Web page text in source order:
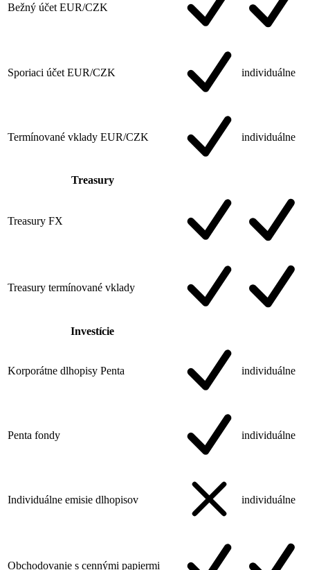
Bežný účet EUR/CZK
Sporiaci účet EUR/CZK individuálne
Termínované vklady EUR/CZK individuálne
Treasury
Treasury FX
Treasury termínované vklady
Investície
Korporátne dlhopisy Penta individuálne
Penta fondy individuálne
Individuálne emisie dlhopisov individuálne
Obchodovanie s cennými papiermi